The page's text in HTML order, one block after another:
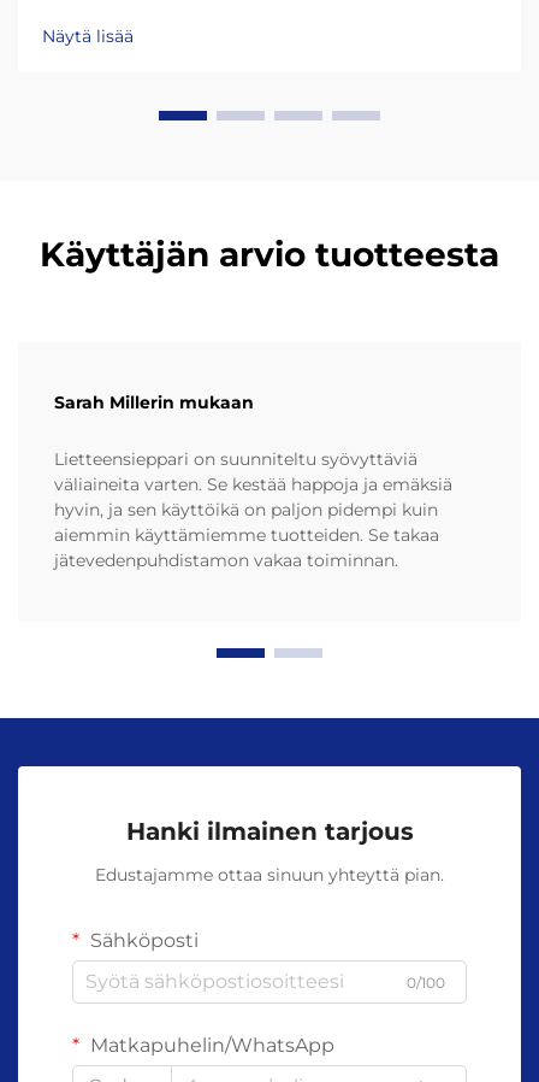
Nykypäivän muoviraaputtimet kestävät paljon
korkean molekyyliketjun polyeteeni)...
Näytä lisää
Käyttäjän arvio tuotteesta
Sarah Millerin mukaan
Lietteensieppari on suunniteltu syövyttäviä
väliaineita varten. Se kestää happoja ja emäksiä
hyvin, ja sen käyttöikä on paljon pidempi kuin
aiemmin käyttämiemme tuotteiden. Se takaa
jätevedenpuhdistamon vakaa toiminnan.
Hanki ilmainen tarjous
Edustajamme ottaa sinuun yhteyttä pian.
Sähköposti
0/100
Matkapuhelin/WhatsApp